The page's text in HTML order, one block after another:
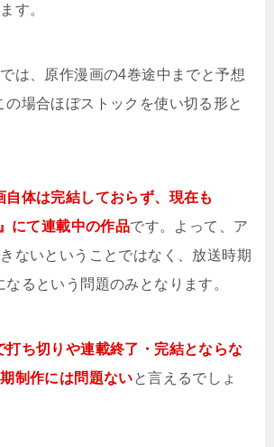
す。
は、原作漫画の4巻途中までと予想
の場合ほぼストックを使い切る形と
自体は完結しておらず、現在も
にて連載中の作品です。よって、ア
ないということではなく、放送時期
るという問題のみとなります。
打ち切りや連載終了・完結とならな
制作には問題ないと言えるでしょ